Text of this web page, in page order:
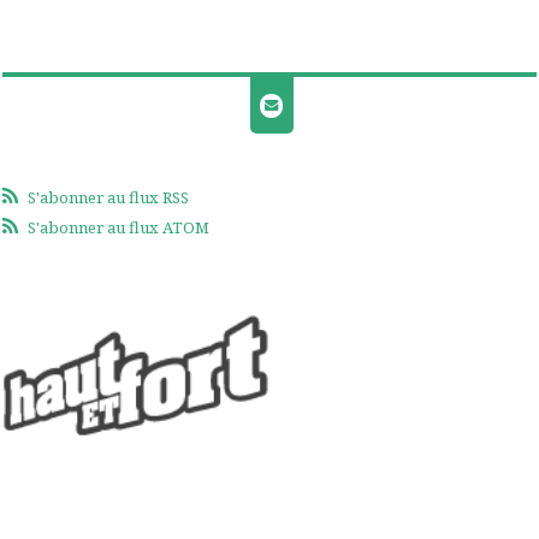
S'abonner au flux RSS
S'abonner au flux ATOM